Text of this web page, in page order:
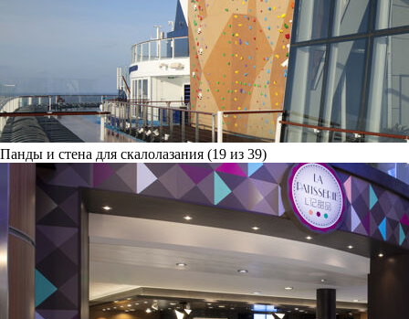
Панды и стена для скалолазания (19 из 39)